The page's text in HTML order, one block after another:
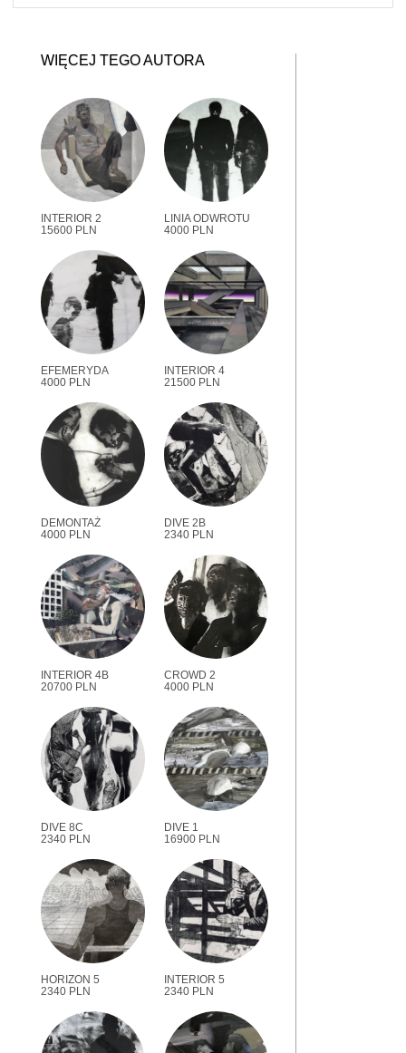
WIĘCEJ TEGO AUTORA
INTERIOR 2
15600 PLN
LINIA ODWROTU
4000 PLN
EFEMERYDA
4000 PLN
INTERIOR 4
21500 PLN
DEMONTAŻ
4000 PLN
DIVE 2B
2340 PLN
INTERIOR 4B
20700 PLN
CROWD 2
4000 PLN
DIVE 8C
2340 PLN
DIVE 1
16900 PLN
HORIZON 5
2340 PLN
INTERIOR 5
2340 PLN